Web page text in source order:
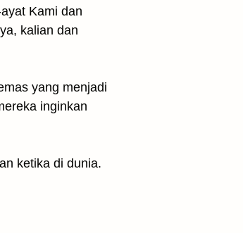
Kami dan
kalian dan
yang menjadi
inginkan
ketika di dunia.